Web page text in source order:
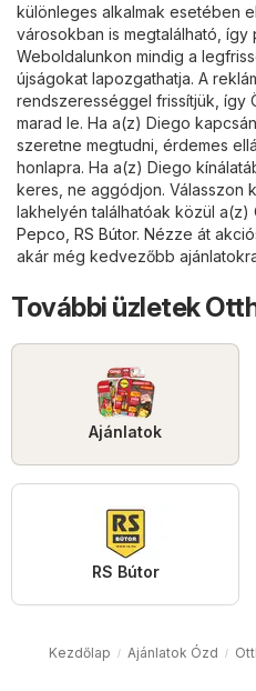
különleges alkalmak esetében
városokban is megtalálható,
Weboldalunkon mindig a
újságokat lapozgathatja. A
rendszerességgel frissítjük, így
marad le. Ha a(z) Diego
szeretne megtudni, érdemes
honlapra. Ha a(z) Diego
keres, ne aggódjon. Válasszon
lakhelyén találhatóak közül a(z)
Pepco RS Bútor. Nézze át
akár még kedvezőbb
További üzletek
Ajánlatok
RS Bútor
Kezdőlap Ajánlatok Ózd